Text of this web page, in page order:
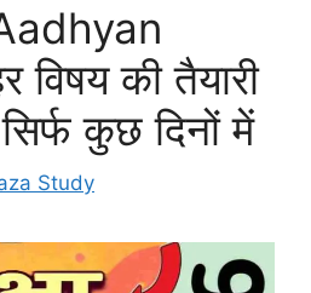
की तैयारी
कुछ दिनों में
Study